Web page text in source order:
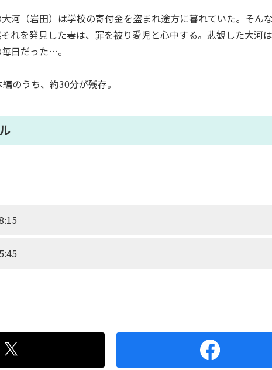
河（岩田）は学校の寄付金を盗まれ途方に暮れていた。そん
れを発見した妻は、罪を被り愛児と心中する。悲観した大河
日だった…。
のうち、約30分が残存。